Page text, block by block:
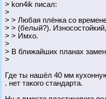
> kon4ik писал:
>
> > Любая плёнка со
> > (белый?).
> > Имхо.
>
> В ближайших планах
>
Где ты нашёл 40 мм
. нет такого стандарта.